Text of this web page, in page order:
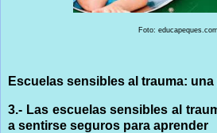
Foto: educapeques.com
Escuelas sensibles al trauma:
3.- Las escuelas sensibles al
a sentirse seguros para aprender